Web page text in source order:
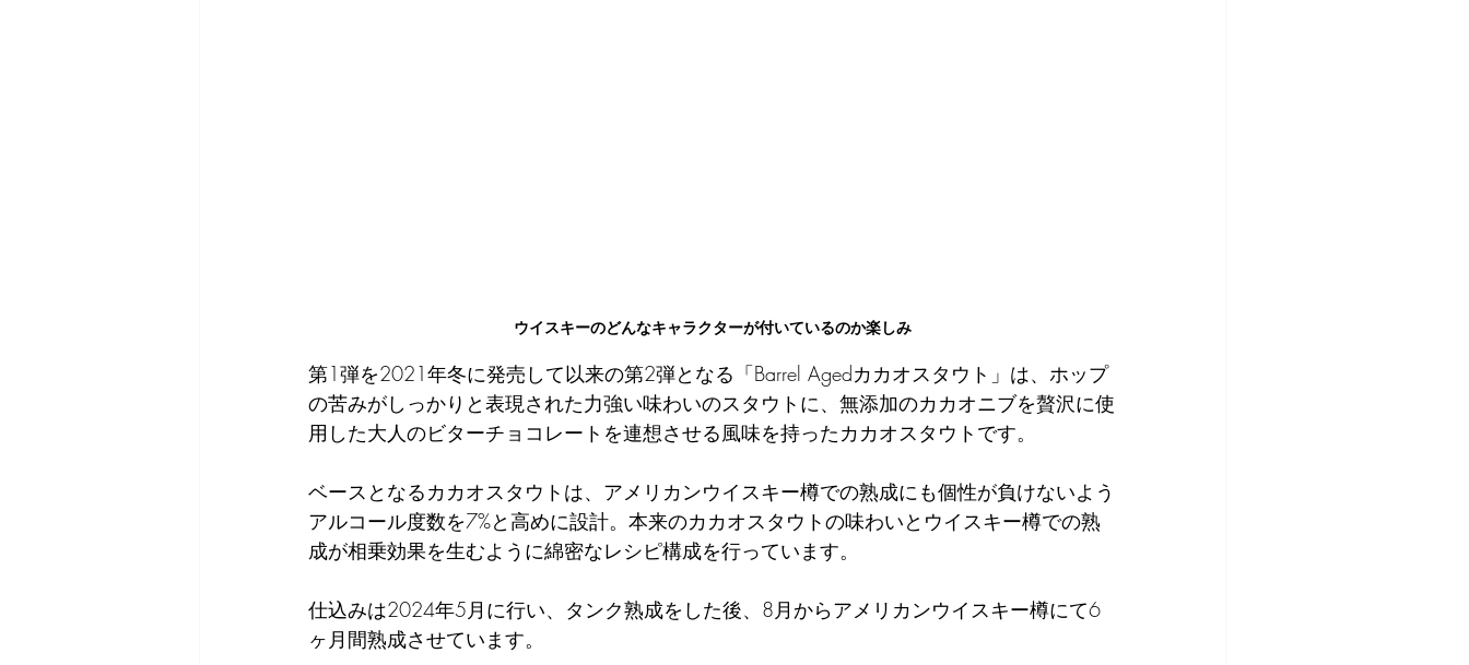
ウイスキーのどんなキャラクターが付いているのか楽しみ
第1弾を2021年冬に発売して以来の第2弾となる「Barrel Agedカカオスタウト」は、ホップ
の苦みがしっかりと表現された力強い味わいのスタウトに、無添加のカカオニブを贅沢に使
用した大人のビターチョコレートを連想させる風味を持ったカカオスタウトです。
ベースとなるカカオスタウトは、アメリカンウイスキー樽での熟成にも個性が負けないよう
アルコール度数を7%と高めに設計。本来のカカオスタウトの味わいとウイスキー樽での熟
成が相乗効果を生むように綿密なレシピ構成を行っています。
仕込みは2024年5月に行い、タンク熟成をした後、8月からアメリカンウイスキー樽にて6
ヶ月間熟成させています。